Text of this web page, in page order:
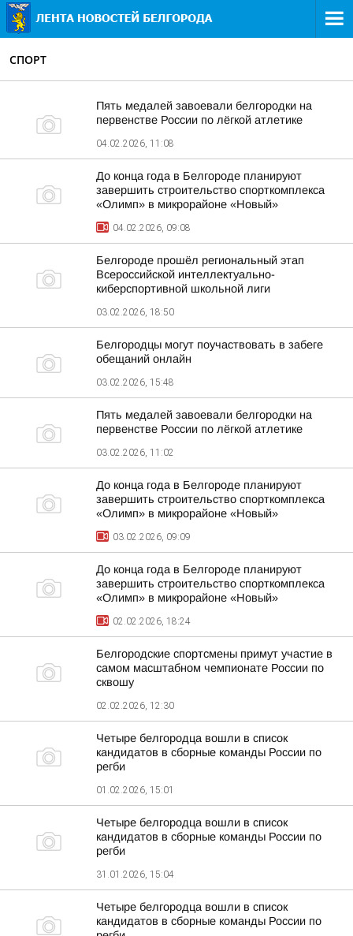
СПОРТ
Пять медалей завоевали белгородки на
первенстве России по лёгкой атлетике
04.02.2026, 11:08
До конца года в Белгороде планируют
завершить строительство спорткомплекса
«Олимп» в микрорайоне «Новый»
04.02.2026, 09:08
Белгороде прошёл региональный этап
Всероссийской интеллектуально-
киберспортивной школьной лиги
03.02.2026, 18:50
Белгородцы могут поучаствовать в забеге
обещаний онлайн
03.02.2026, 15:48
Пять медалей завоевали белгородки на
первенстве России по лёгкой атлетике
03.02.2026, 11:02
До конца года в Белгороде планируют
завершить строительство спорткомплекса
«Олимп» в микрорайоне «Новый»
03.02.2026, 09:09
До конца года в Белгороде планируют
завершить строительство спорткомплекса
«Олимп» в микрорайоне «Новый»
02.02.2026, 18:24
Белгородские спортсмены примут участие в
самом масштабном чемпионате России по
сквошу
02.02.2026, 12:30
Четыре белгородца вошли в список
кандидатов в сборные команды России по
регби
01.02.2026, 15:01
Четыре белгородца вошли в список
кандидатов в сборные команды России по
регби
31.01.2026, 15:04
Четыре белгородца вошли в список
кандидатов в сборные команды России по